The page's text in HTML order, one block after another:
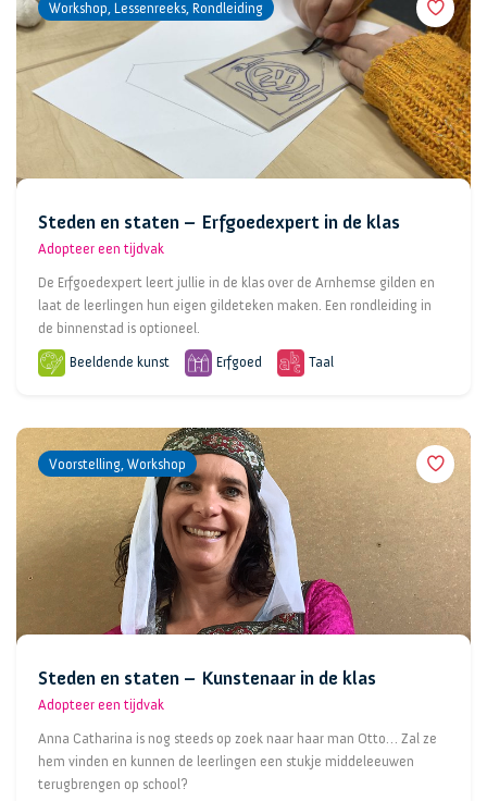
Workshop, Lessenreeks, Rondleiding
Steden en staten – Erfgoedexpert in de klas
Adopteer een tijdvak
De Erfgoedexpert leert jullie in de klas over de Arnhemse gilden en
laat de leerlingen hun eigen gildeteken maken. Een rondleiding in
de binnenstad is optioneel.
Beeldende kunst Erfgoed Taal
Voorstelling, Workshop
Steden en staten – Kunstenaar in de klas
Adopteer een tijdvak
Anna Catharina is nog steeds op zoek naar haar man Otto… Zal ze
hem vinden en kunnen de leerlingen een stukje middeleeuwen
terugbrengen op school?